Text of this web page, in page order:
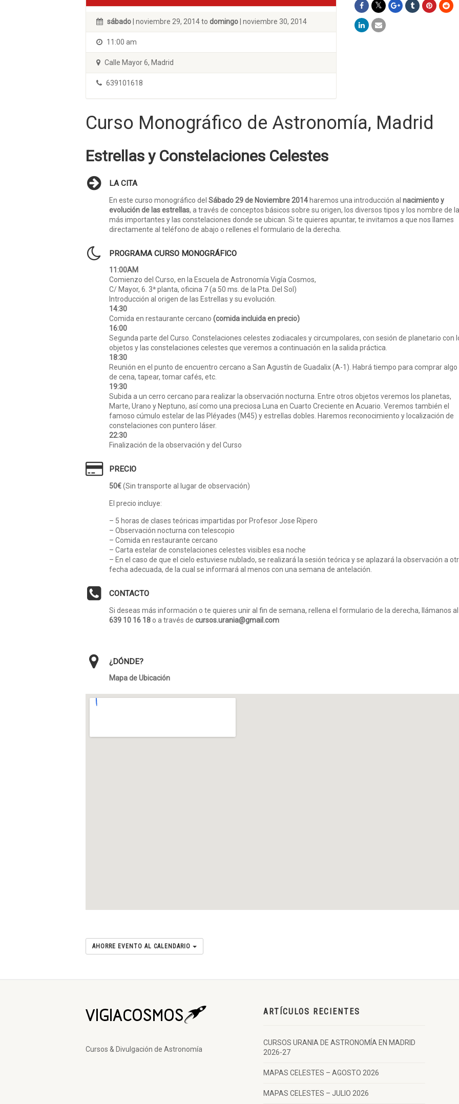
sábado | noviembre 29, 2014 to domingo | noviembre 30, 2014
11:00 am
Calle Mayor 6, Madrid
639101618
Curso Monográfico de Astronomía, Madrid
Estrellas y Constelaciones Celestes
LA CITA
En este curso monográfico del Sábado 29 de Noviembre 2014haremos una introducción al nacimiento y
evolución de las estrellas, a través de conceptos básicos sobre su origen, los diversos tipos y los nombre de
más importantes y las constelaciones donde se ubican. Si te quieres apuntar, te invitamos a que nos llames
directamente al teléfono de abajo o rellenes el formulario de la derecha.
PROGRAMA CURSO MONOGRÁFICO
11:00AM
Comienzo del Curso, en la Escuela de Astronomía Vigía Cosmos,
C/ Mayor, 6. 3ª planta, oficina 7 (a 50 ms. de la Pta. Del Sol)
Introducción al origen de las Estrellas y su evolución.
14:30
Comida en restaurante cercano (comida incluida en precio)
16:00
Segunda parte del Curso. Constelaciones celestes zodiacales y circumpolares, con sesión de planetario con
objetos y las constelaciones celestes que veremos a continuación en la salida práctica.
18:30
Reunión en el punto de encuentro cercano a San Agustín de Guadalix (A-1). Habrá tiempo para comprar algo
de cena, tapear, tomar cafés, etc.
19:30
Subida a un cerro cercano para realizar la observación nocturna. Entre otros objetos veremos los planetas,
Marte, Urano y Neptuno, así como una preciosa Luna en Cuarto Creciente en Acuario. Veremos también el
famoso cúmulo estelar de las Pléyades (M45) y estrellas dobles. Haremos reconocimiento y localización de
constelaciones con puntero láser.
22:30
Finalización de la observación y del Curso
PRECIO
50€(Sin transporte al lugar de observación)
El precio incluye:
– 5 horas de clases teóricas impartidas por Profesor Jose Ripero
– Observación nocturna con telescopio
– Comida en restaurante cercano
– Carta estelar de constelaciones celestes visibles esa noche
– En el caso de que el cielo estuviese nublado, se realizará la sesión teórica y se aplazará la observación a
fecha adecuada, de la cual se informará al menos con una semana de antelación.
CONTACTO
Si deseas más información o te quieres unir al fin de semana, rellena el formulario de la derecha, llámanos al
639 10 16 18o a través de cursos.urania@gmail.com
¿DÓNDE?
Mapa de Ubicación
AHORRE EVENTO AL CALENDARIO
Cursos & Divulgación de Astronomía
ARTÍCULOS RECIENTES
CURSOS URANIA DE ASTRONOMÍA EN MADRID
2026-27
MAPAS CELESTES – AGOSTO 2026
MAPAS CELESTES – JULIO 2026